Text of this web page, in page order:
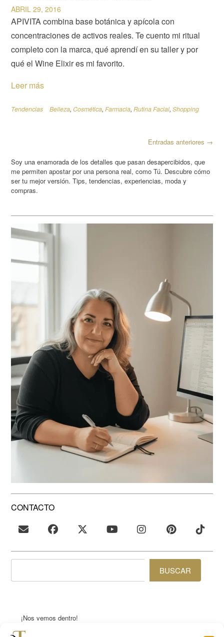
ABRIL 29, 2016
APIVITA combina base botánica y apícola con
concentraciones de activos reales. Te cuento mi ritual
completo con la marca, qué aprendí en su taller y por
qué el Wine Elixir es mi favorito.
Leer más
Tendencias Belleza, Cosmética, Farmacia, Rutina Facial, Shopping
las
entradas
Entradas anteriores →
Soy una enamorada de los detalles que pasan desapercibidos, que
me permiten apostar por una persona real, como Tú. Descubre cómo
ser tu mejor versión. Tips, tendencias, experiencias, moda y
compras.
CONTACTO
BUSCAR
¡Nos vemos dentro!